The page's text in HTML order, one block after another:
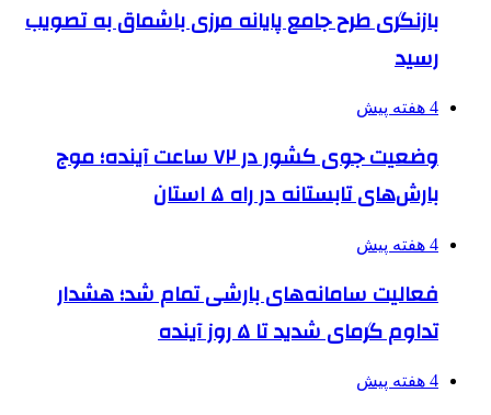
بازنگری طرح جامع پایانه مرزی باشماق به تصویب
رسید
4 هفته پیش
وضعیت جوی کشور در ۷۲ ساعت آینده؛ موج
بارش‌های تابستانه در راه ۵ استان
4 هفته پیش
فعالیت سامانه‌های بارشی تمام شد؛ هشدار
تداوم گرمای شدید تا ۵ روز آینده
4 هفته پیش